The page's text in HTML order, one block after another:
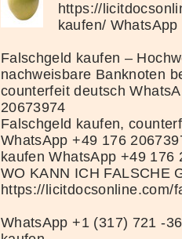
https://
kaufen/
Falschgeld kaufen –
nachweisbare Banknoten
counterfeit deutsch
20673974
Falschgeld kaufen,
WhatsApp +49 176
kaufen WhatsApp +49 176
WO KANN ICH FALSCHE
https://licitdocsonline.com/
WhatsApp +1 (317) 721 -